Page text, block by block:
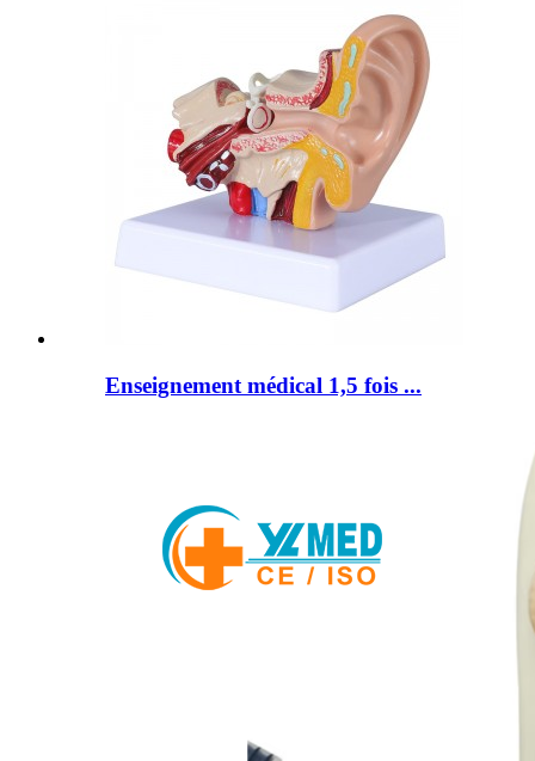
Enseignement médical 1,5 fois ...